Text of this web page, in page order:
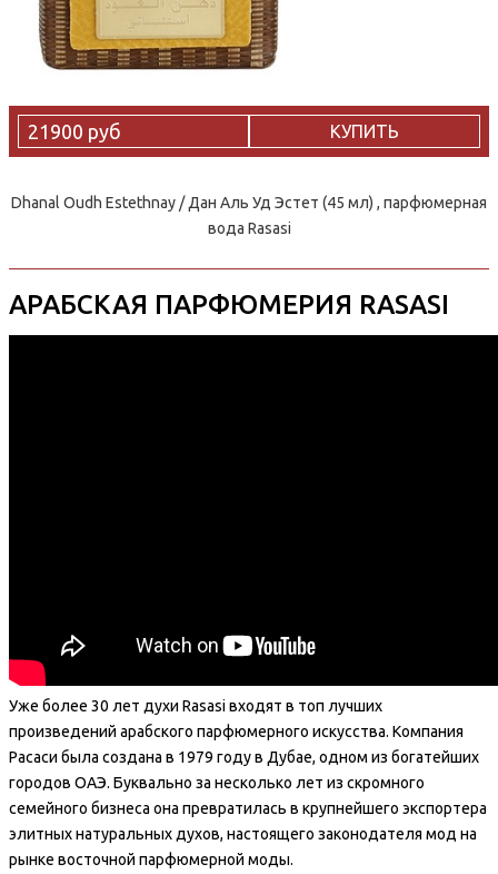
21900 руб КУПИТЬ
Dhanal Oudh Estethnay / Дан Аль Уд Эстет (45 мл) , парфюмерная
вода Rasasi
АРАБСКАЯ ПАРФЮМЕРИЯ RASASI
Уже более 30 лет духи Rasasi входят в топ лучших
произведений арабского парфюмерного искусства. Компания
Расаси была создана в 1979 году в Дубае, одном из богатейших
городов ОАЭ. Буквально за несколько лет из скромного
семейного бизнеса она превратилась в крупнейшего экспортера
элитных натуральных духов, настоящего законодателя мод на
рынке восточной парфюмерной моды.